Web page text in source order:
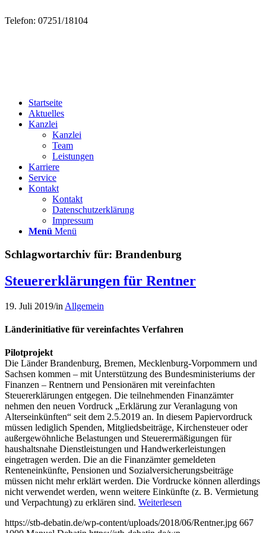
Telefon: 07251/18104
Startseite
Aktuelles
Kanzlei
Kanzlei
Team
Leistungen
Karriere
Service
Kontakt
Kontakt
Datenschutzerklärung
Impressum
Menü Menü
Schlagwortarchiv für: Brandenburg
Steuererklärungen für Rentner
19. Juli 2019/in Allgemein
Länderinitiative für vereinfachtes Verfahren
Pilotprojekt
Die Länder Brandenburg, Bremen, Mecklenburg-Vorpommern und
Sachsen kommen – mit Unterstützung des Bundesministeriums der
Finanzen – Rentnern und Pensionären mit vereinfachten
Steuererklärungen entgegen. Die teilnehmenden Finanzämter
nehmen den neuen Vordruck „Erklärung zur Veranlagung von
Alterseinkünften“ seit dem 2.5.2019 an. In diesem Papiervordruck
müssen lediglich Spenden, Mitgliedsbeiträge, Kirchensteuer oder
außergewöhnliche Belastungen und Steuerermäßigungen für
haushaltsnahe Dienstleistungen und Handwerkerleistungen
eingetragen werden. Die an die Finanzämter gemeldeten
Renteneinkünfte, Pensionen und Sozialversicherungsbeiträge
müssen nicht mehr erklärt werden. Die Vordrucke können allerdings
nicht verwendet werden, wenn weitere Einkünfte (z. B. Vermietung
und Verpachtung) zu erklären sind. Weiterlesen
https://stb-debatin.de/wp-content/uploads/2018/06/Rentner.jpg 667